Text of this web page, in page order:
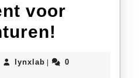
voor
lynxlablynxlab
0